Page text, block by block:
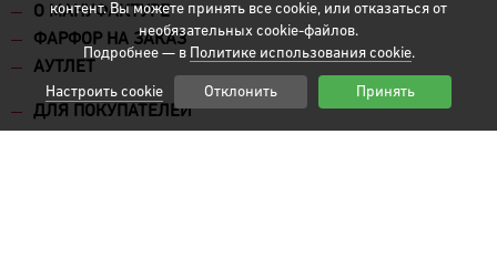
О МАНУФАКТУРЕ
ФАРФОР НА ЗАКАЗ
АУТЛЕТ
ДЛЯ ПОКУПАТЕЛЕЙ
контент. Вы можете принять все cookie, или отказаться от
необязательных cookie-файлов.
Подробнее — в Политике использования cookie.
Настроить cookie Отклонить Принять